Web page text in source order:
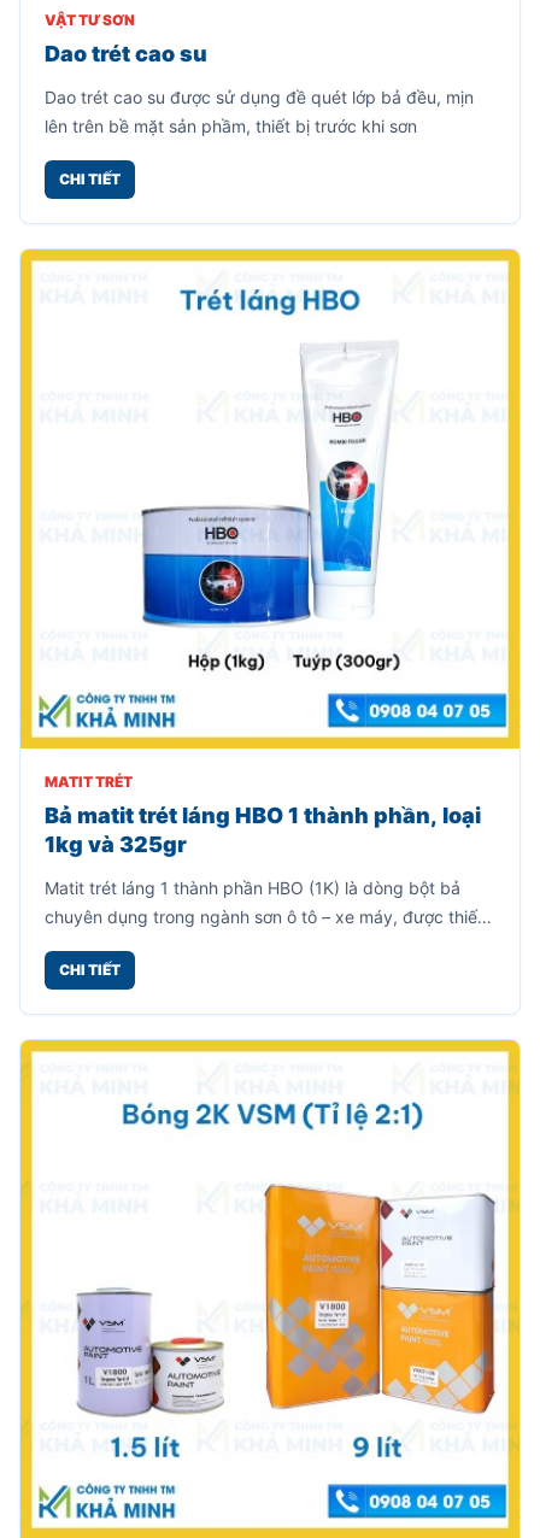
VẬT TƯ SƠN
Dao trét cao su
Dao trét cao su được sử dụng đề quét lớp bả đều, mịn
lên trên bề mặt sản phầm, thiết bị trước khi sơn
CHI TIẾT
MATIT TRÉT
Bả matit trét láng HBO 1 thành phần, loại
1kg và 325gr
Matit trét láng 1 thành phần HBO (1K) là dòng bột bả
chuyên dụng trong ngành sơn ô tô – xe máy, được thiết
sơn phủ hoàn thiện.
CHI TIẾT